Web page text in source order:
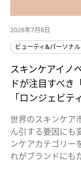
2026年7月8日
ビューティ&パーソナ
スキンケアイノ
ドが注目すべき
「ロンジェビテ
世界のスキンケア
ん引する要因にも
ンケアカテゴリー
れがブランドにも